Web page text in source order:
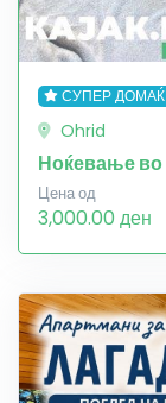
СУПЕР
Ohrid
Ноќевање во
Цена од
3,000.00 ден